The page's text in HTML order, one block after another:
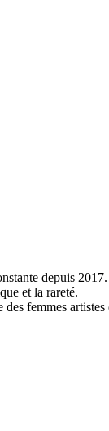
depuis 2017.
et la rareté.
des femmes